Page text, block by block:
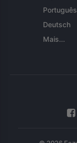
Português
Deutsch
Mais...